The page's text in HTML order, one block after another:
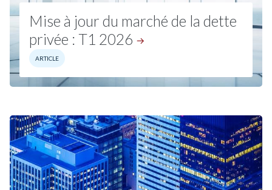
Mise à jour du marché de la dette
privée : T1 2026
ARTICLE